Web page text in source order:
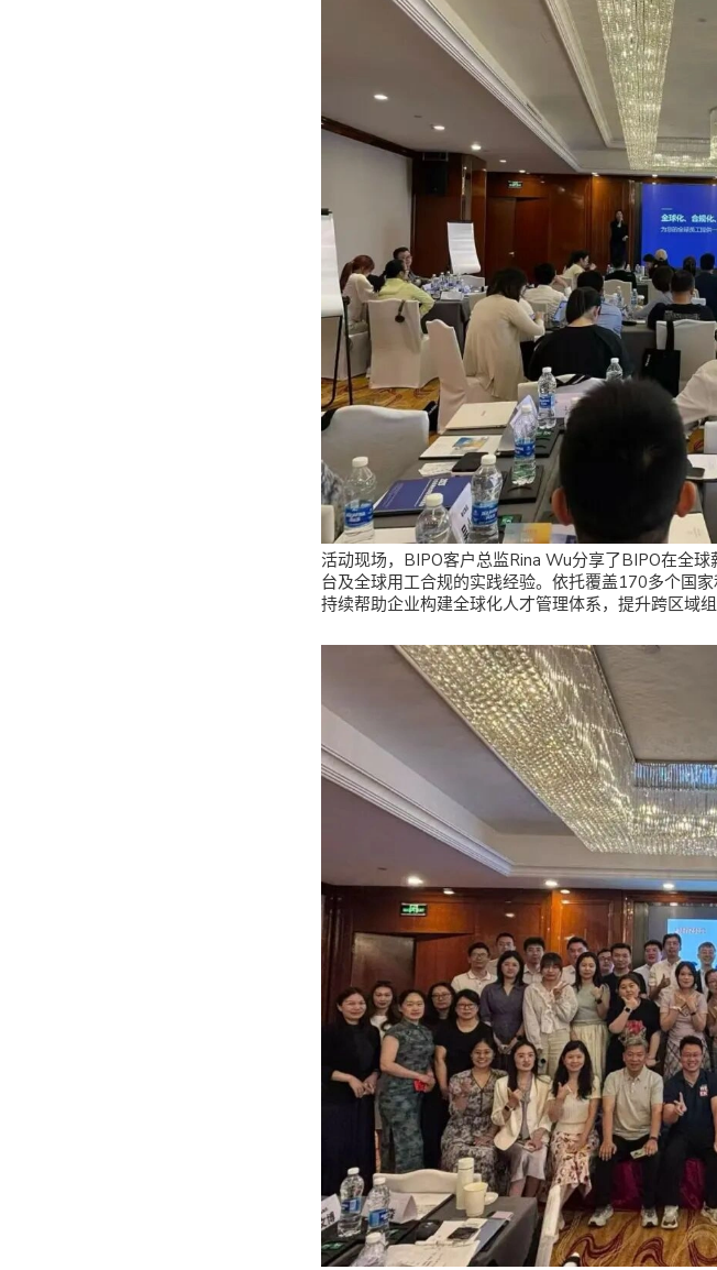
活动现场，BIPO客户总监Rina Wu分享了BIPO在全
台及全球用工合规的实践经验。依托覆盖170多个国
持续帮助企业构建全球化人才管理体系，提升跨区域